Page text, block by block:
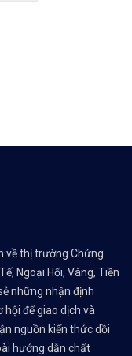
về thị trường Chứng
Ngoại Hối, Vàng, Tiền
những nhận định
để giao dịch và
nguồn kiến thức dồi
hướng dẫn chất